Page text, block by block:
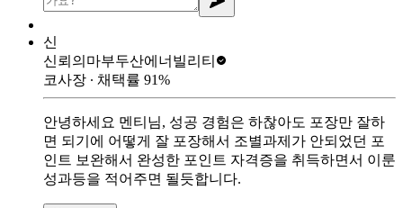
신
신뢰의마부두산에너빌리티
코사장 ∙ 채택률 91%
안녕하세요 멘티님, 성공 경험은 하찮아도 포장만 잘하
면 되기에 어떻게 잘 포장해서 조별과제가 안되었던 포
인트 보완해서 완성한 포인트 자격증을 취득하면서 이룬
성과등을 적어주면 될듯합니다.